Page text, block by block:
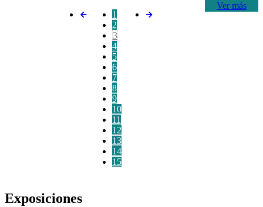
Ver más
1
2
3
4
5
6
7
8
9
10
11
12
13
14
15
Exposiciones